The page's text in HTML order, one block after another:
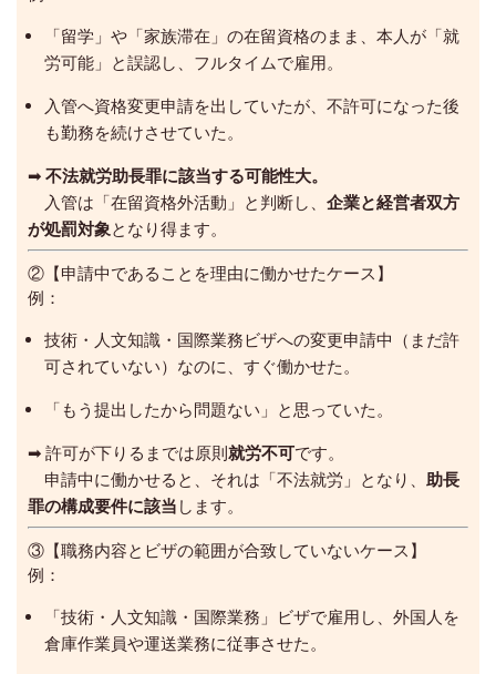
「留学」や「家族滞在」の在留資格のまま、本人が「就
労可能」と誤認し、フルタイムで雇用。
入管へ資格変更申請を出していたが、不許可になった後
も勤務を続けさせていた。
➡ 不法就労助長罪に該当する可能性大。
入管は「在留資格外活動」と判断し、 企業と経営者双方
が処罰対象となり得ます。
②【申請中であることを理由に働かせたケース】
例：
技術・人文知識・国際業務ビザへの変更申請中（まだ許
可されていない）なのに、すぐ働かせた。
「もう提出したから問題ない」と思っていた。
➡ 許可が下りるまでは原則就労不可です。
申請中に働かせると、それは「不法就労」となり、 助長
罪の構成要件に該当 します。
③【職務内容とビザの範囲が合致していないケース】
例：
「技術・人文知識・国際業務」ビザで雇用し、外国人を
倉庫作業員や運送業務に従事させた。